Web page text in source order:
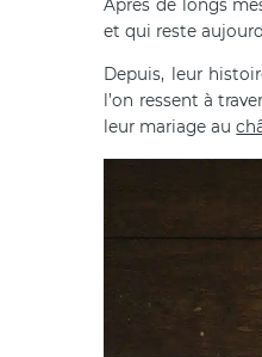
Après de longs
et qui reste
Depuis, leur
l’on ressent à
leur mariage au